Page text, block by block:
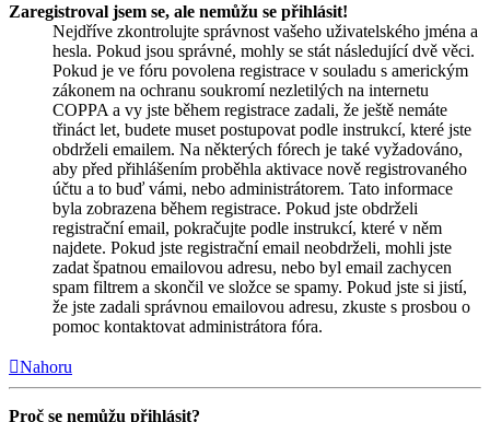
Zaregistroval jsem se, ale nemůžu se přihlásit!
Nejdříve zkontrolujte správnost vašeho uživatelského jména a
hesla. Pokud jsou správné, mohly se stát následující dvě věci.
Pokud je ve fóru povolena registrace v souladu s americkým
zákonem na ochranu soukromí nezletilých na internetu
COPPA a vy jste během registrace zadali, že ještě nemáte
třináct let, budete muset postupovat podle instrukcí, které jste
obdrželi emailem. Na některých fórech je také vyžadováno,
aby před přihlášením proběhla aktivace nově registrovaného
účtu a to buď vámi, nebo administrátorem. Tato informace
byla zobrazena během registrace. Pokud jste obdrželi
registrační email, pokračujte podle instrukcí, které v něm
najdete. Pokud jste registrační email neobdrželi, mohli jste
zadat špatnou emailovou adresu, nebo byl email zachycen
spam filtrem a skončil ve složce se spamy. Pokud jste si jistí,
že jste zadali správnou emailovou adresu, zkuste s prosbou o
pomoc kontaktovat administrátora fóra.
Nahoru
Proč se nemůžu přihlásit?